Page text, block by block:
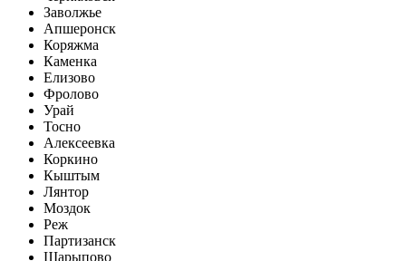
Заволжье
Апшеронск
Коряжма
Каменка
Елизово
Фролово
Урай
Тосно
Алексеевка
Коркино
Кыштым
Лянтор
Моздок
Реж
Партизанск
Шарыпово